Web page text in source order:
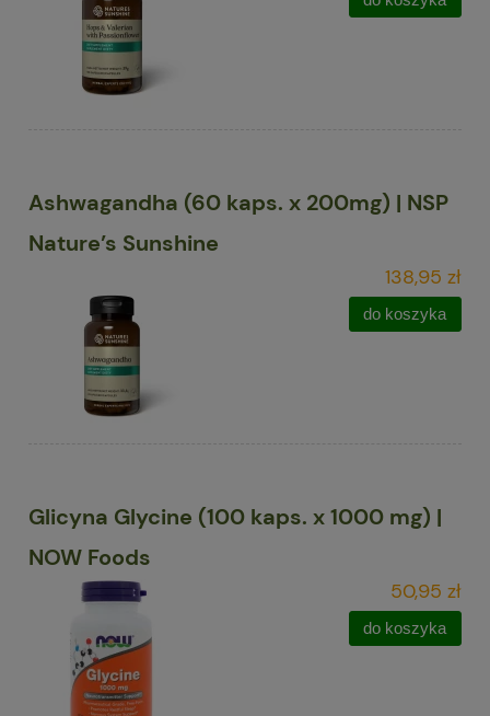
Ashwagandha (60 kaps. x 200mg) | NSP
Nature’s Sunshine
138,95 zł
do koszyka
Glicyna Glycine (100 kaps. x 1000 mg) |
NOW Foods
50,95 zł
do koszyka